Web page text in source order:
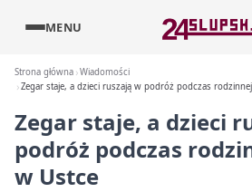
MENU
Strona główna Wiadomości
Zegar staje, a dzieci ruszają w podróż podczas
Zegar staje, a dzieci
podróż podczas
w Ustce